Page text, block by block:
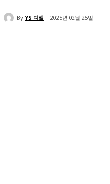
By YS 디젤 2025년 02월 25일